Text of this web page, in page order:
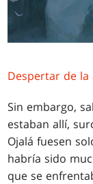
Despertar de la
Sin embargo,
estaban allí,
Ojalá fuesen
habría sido
que se